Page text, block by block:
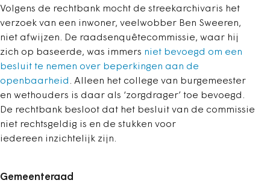
Volgens de rechtbank mocht de streekarchivaris het
verzoek van een inwoner, veelwobber Ben Sweeren,
niet afwijzen. De raadsenquêtecommissie, waar hij
zich op baseerde, was immers niet bevoegd om een
besluit te nemen over beperkingen aan de
openbaarheid . Alleen het college van burgemeester
en wethouders is daar als ‘zorgdrager’ toe bevoegd.
De rechtbank besloot dat het besluit van de commissie
niet rechtsgeldig is en de stukken voor
iedereen inzichtelijk zijn.
Gemeenteraad